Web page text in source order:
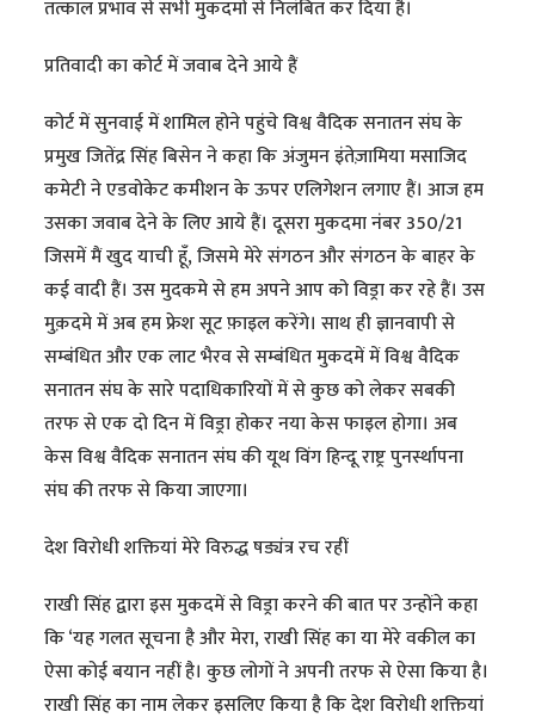
तत्काल प्रभाव से सभी मुकदमों से निलंबित कर दिया है।
प्रतिवादी का कोर्ट में जवाब देने आये हैं
कोर्ट में सुनवाई में शामिल होने पहुंचे विश्व वैदिक सनातन संघ के
प्रमुख जितेंद्र सिंह बिसेन ने कहा कि अंजुमन इंतेज़ामिया मसाजिद
कमेटी ने एडवोकेट कमीशन के ऊपर एलिगेशन लगाए हैं। आज हम
उसका जवाब देने के लिए आये हैं। दूसरा मुकदमा नंबर 350/21
जिसमें मैं खुद याची हूँ, जिसमे मेरे संगठन और संगठन के बाहर के
कई वादी हैं। उस मुदकमे से हम अपने आप को विड्रा कर रहे हैं। उस
मुक़दमे में अब हम फ्रेश सूट फ़ाइल करेंगे। साथ ही ज्ञानवापी से
सम्बंधित और एक लाट भैरव से सम्बंधित मुकदमें में विश्व वैदिक
सनातन संघ के सारे पदाधिकारियों में से कुछ को लेकर सबकी
तरफ से एक दो दिन में विड्रा होकर नया केस फाइल होगा। अब
केस विश्व वैदिक सनातन संघ की यूथ विंग हिन्दू राष्ट्र पुनर्स्थापना
संघ की तरफ से किया जाएगा।
देश विरोधी शक्तियां मेरे विरुद्ध षड्यंत्र रच रहीं
राखी सिंह द्वारा इस मुकदमें से विड्रा करने की बात पर उन्होंने कहा
कि ‘यह गलत सूचना है और मेरा, राखी सिंह का या मेरे वकील का
ऐसा कोई बयान नहीं है। कुछ लोगों ने अपनी तरफ से ऐसा किया है।
राखी सिंह का नाम लेकर इसलिए किया है कि देश विरोधी शक्तियां